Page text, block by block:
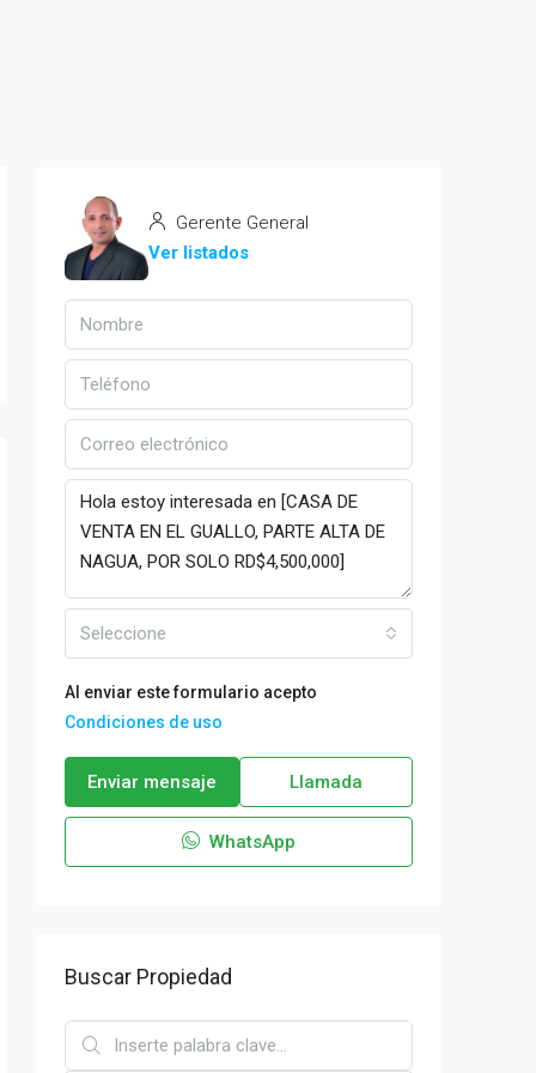
Gerente General
Ver listados
Seleccione
Al enviar este formulario acepto
Condiciones de uso
Enviar mensaje Llamada
WhatsApp
Buscar Propiedad